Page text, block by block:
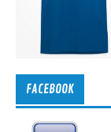
FACEBOOK